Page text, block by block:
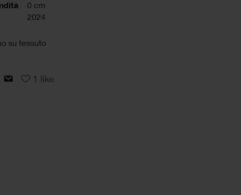
0 cm
2024
su tessuto
1 like